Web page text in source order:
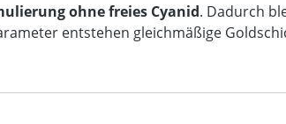
ohne freies Cyanid. Dadurch
entstehen gleichmäßige